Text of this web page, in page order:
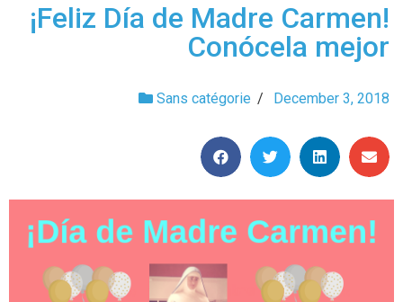
¡Feliz Día de Madre Carmen!
Conócela mejor
Sans catégorie / December 3, 2018